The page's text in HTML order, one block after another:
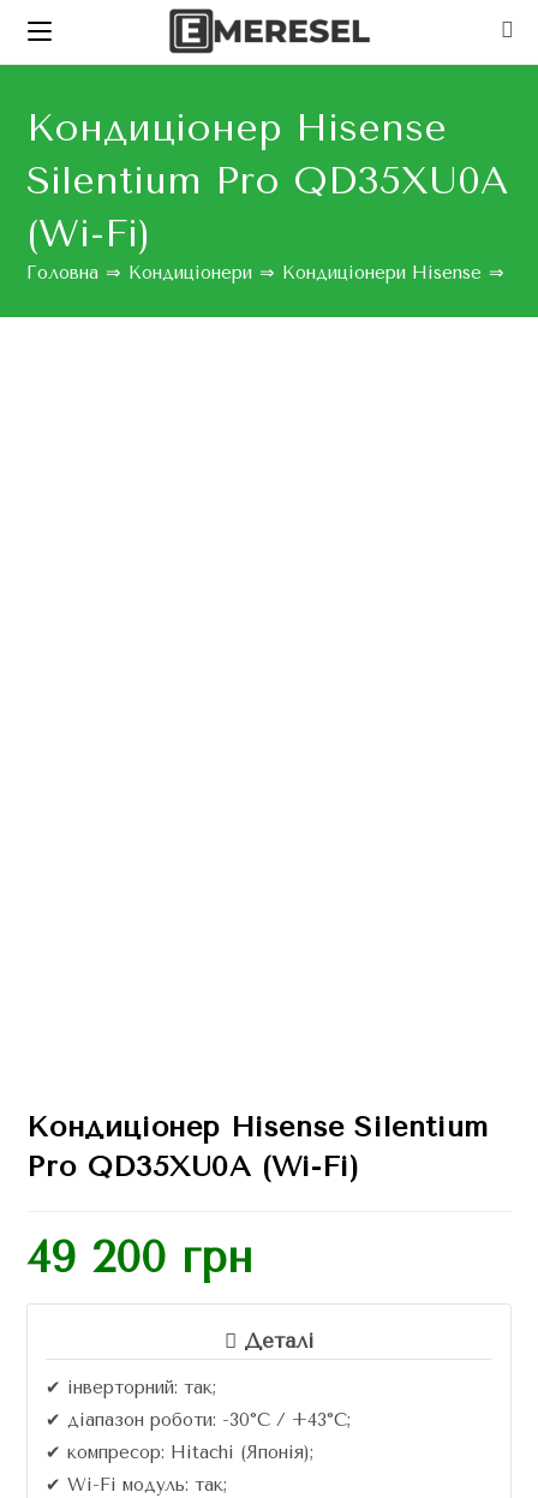
Кондиціонер Hisense
Silentium Pro QD35XU0A
(Wi-Fi)
Головна ⇒ Кондиціонери ⇒ Кондиціонери Hisense ⇒
Кондиціонер Hisense Silentium
Pro QD35XU0A (Wi-Fi)
49 200 грн
Деталі
✔ інверторний: так;
✔ діапазон роботи: -30°C / +43°C;
✔ компресор: Hitachi (Японія);
✔ Wi-Fi модуль: так;